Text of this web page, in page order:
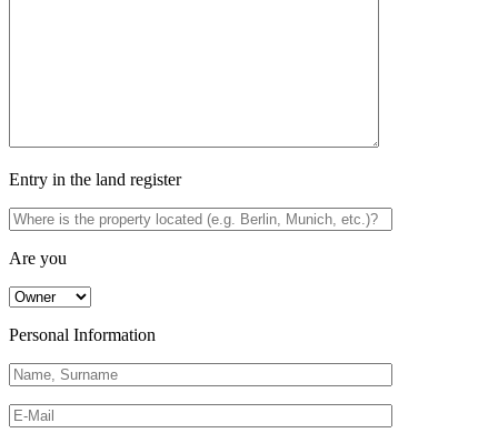
Entry in the land register
Are you
Personal Information